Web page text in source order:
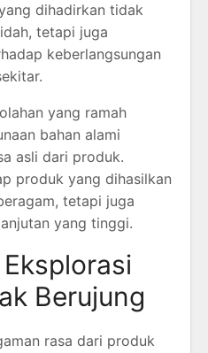
dihadirkan tidak
tetapi juga
keberlangsungan
yang ramah
bahan alami
asli dari produk.
produk yang dihasilkan
tetapi juga
yang tinggi.
Berujung
rasa dari produk